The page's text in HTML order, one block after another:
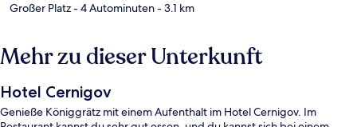
Großer Platz- 4 Autominuten- 3.1 km
Mehr zu dieser Unterkunft
Hotel Cernigov
Genieße Königgrätz mit einem Aufenthalt im Hotel Cernigov. Im